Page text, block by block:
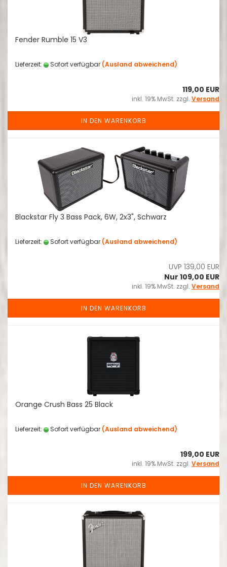
Fender Rumble 15 V3
Lieferzeit: Sofort verfügbar (Ausland abweichend)
119,00 EUR
inkl. 19% MwSt. zzgl. Versand
IN DEN WARENKORB
Blackstar Fly 3 Bass Pack, 6W, 2x3", Schwarz
Lieferzeit: Sofort verfügbar (Ausland abweichend)
UVP 139,00 EUR
Nur 109,00 EUR
inkl. 19% MwSt. zzgl. Versand
IN DEN WARENKORB
Orange Crush Bass 25 Black
Lieferzeit: Sofort verfügbar (Ausland abweichend)
199,00 EUR
inkl. 19% MwSt. zzgl. Versand
IN DEN WARENKORB